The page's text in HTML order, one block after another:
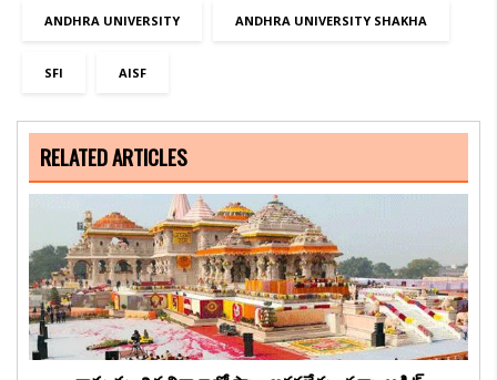
ANDHRA UNIVERSITY ANDHRA UNIVERSITY SHAKHA
SFI AISF
RELATED ARTICLES